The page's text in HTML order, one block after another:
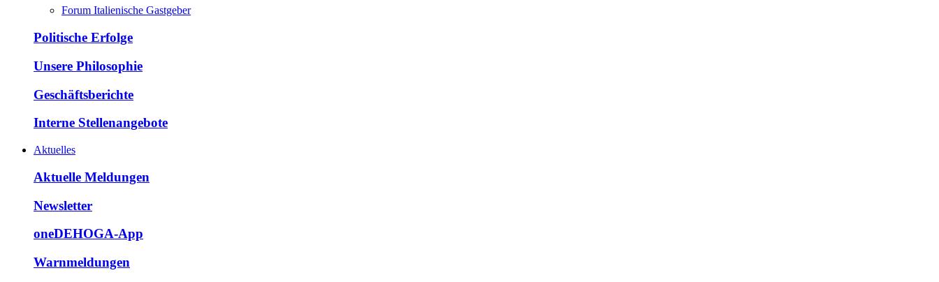
Forum Italienische Gastgeber
Politische Erfolge
Unsere Philosophie
Geschäftsberichte
Interne Stellenangebote
Aktuelles
Aktuelle Meldungen
Newsletter
oneDEHOGA-App
Warnmeldungen